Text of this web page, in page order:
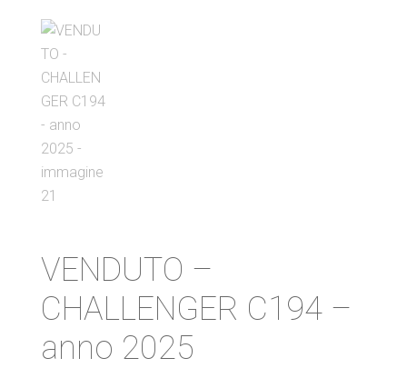
VENDUTO –
CHALLENGER C194 –
anno 2025